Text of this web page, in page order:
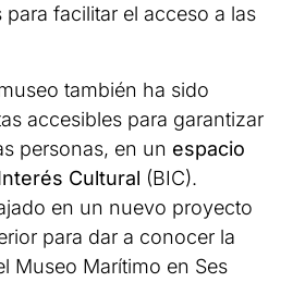
facilitar el acceso a las
también ha sido
accesibles para garantizar
personas, en un espacio
Cultural (BIC).
en un nuevo proyecto
para dar a conocer la
Museo Marítimo en Ses